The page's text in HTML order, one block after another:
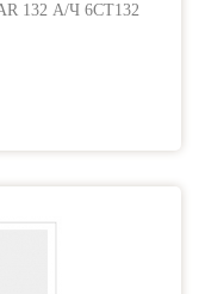
132 А/Ч 6CT132